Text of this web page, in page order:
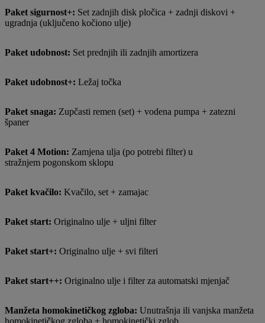
Paket sigurnost+: Set zadnjih disk pločica + zadnji diskovi +
ugradnja (uključeno kočiono ulje)
Paket udobnost: Set prednjih ili zadnjih amortizera
Paket udobnost+: Ležaj točka
Paket snaga: Zupčasti remen (set) + vodena pumpa + zatezni
španer
Paket 4 Motion: Zamjena ulja (po potrebi filter) u
stražnjem pogonskom sklopu
Paket kvačilo: Kvačilo, set + zamajac
Paket start: Originalno ulje + uljni filter
Paket start+: Originalno ulje + svi filteri
Paket start++: Originalno ulje i filter za automatski mjenjač
Manžeta homokinetičkog zgloba: Unutrašnja ili vanjska manžeta
homokinetičkog zgloba + homokinetički zglob